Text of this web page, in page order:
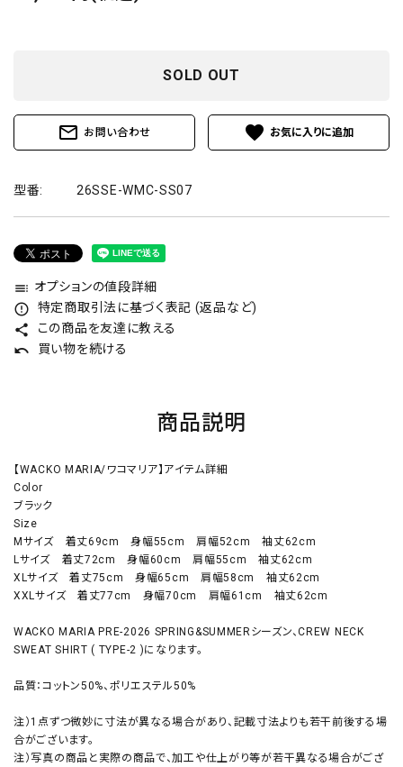
SOLD OUT
mail_outline お問い合わせ favorite
型番: 26SSE-WMC-SS07
toc オプションの値段詳細
error_outline 特定商取引法に基づく表記 (返品など)
share この商品を友達に教える
undo 買い物を続ける
商品説明
【WACKO MARIA/ワコマリア】アイテム詳細
Color
ブラック
Size
Mサイズ 着丈69cm 身幅55cm 肩幅52cm 袖丈62cm
Lサイズ 着丈72cm 身幅60cm 肩幅55cm 袖丈62cm
XLサイズ 着丈75cm 身幅65cm 肩幅58cm 袖丈62cm
XXLサイズ 着丈77cm 身幅70cm 肩幅61cm 袖丈62cm
WACKO MARIA PRE-2026 SPRING&SUMMERシーズン、CREW NECK
SWEAT SHIRT ( TYPE-2 )になります。
品質：コットン50%、ポリエステル50%
注）1点ずつ微妙に寸法が異なる場合があり、記載寸法よりも若干前後する場
合がございます。
注）写真の商品と実際の商品で、加工や仕上がり等が若干異なる場合がござ